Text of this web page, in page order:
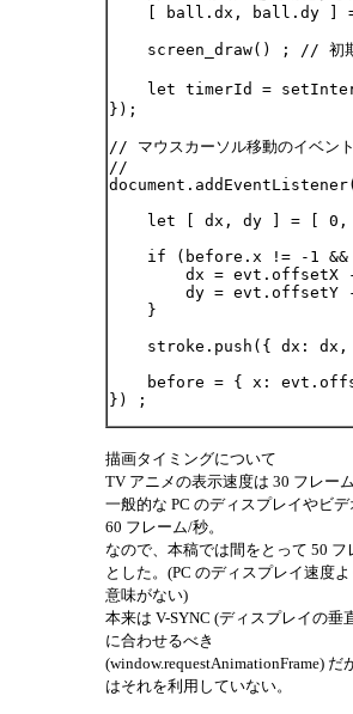
[ ball.dx, ball.dy ]
screen_draw() ; // 初期
let timerId =
});
// マウスカーソル移動のイベント
//
let [ dx, dy ] = [ 0,
if (before.x != -1 &&
dx = evt.offsetX
dy = evt.offsetY
    }
stroke.push({ dx: dx,
before = { x:
描画タイミングについて
TV アニメの表示速度は 30 フレーム
一般的な PC のディスプレイやビ
60 フレーム/秒。
なので、本稿では間をとって 50 フ
とした。(PC のディスプレイ速度
意味がない)
本来は V-SYNC (ディスプレイの垂
に合わせるべき
(window.requestAnimationFrame) だ
はそれを利用していない。